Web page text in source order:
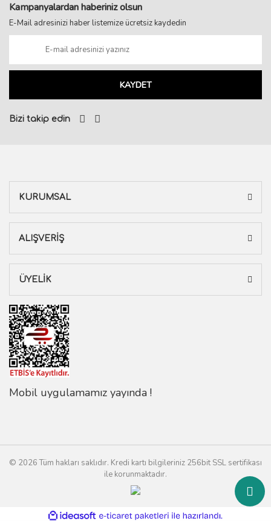
Kampanyalardan haberiniz olsun
E-Mail adresinizi haber listemize ücretsiz kaydedin
KAYDET
Bizi takip edin
KURUMSAL
ALIŞVERİŞ
ÜYELİK
Mobil uygulamamız yayında !
© 2026 Tüm hakları saklıdır. Kredi kartı bilgileriniz 256bit SSL sertifikası
ile korunmaktadır.
ideasoft e-